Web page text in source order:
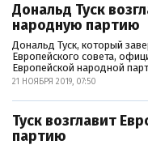
Дональд Туск
народную партию
Дональд Туск, который
Европейского совета,
Европейской народной
21 НОЯБРЯ 2019, 07:50
Туск возглавит
партию